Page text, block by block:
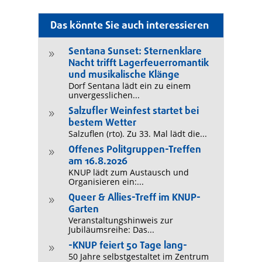
Das könnte Sie auch interessieren
9
Sentana Sunset: Sternenklare
Nacht trifft Lagerfeuerromantik
und musikalische Klänge
Dorf Sentana lädt ein zu einem
unvergesslichen...
9
Salzufler Weinfest startet bei
bestem Wetter
Salzuflen (rto). Zu 33. Mal lädt die...
9
Offenes Politgruppen-Treffen
am 16.8.2026
KNUP lädt zum Austausch und
Organisieren ein:...
9
Queer & Allies-Treff im KNUP-
Garten
Veranstaltungshinweis zur
Jubiläumsreihe: Das...
9 -KNUP feiert 50 Tage lang-
50 Jahre selbstgestaltet im Zentrum